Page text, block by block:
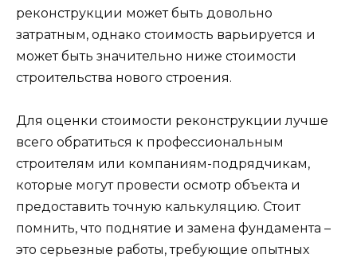
реконструкции может быть довольно
затратным, однако стоимость варьируется и
может быть значительно ниже стоимости
строительства нового строения.
Для оценки стоимости реконструкции лучше
всего обратиться к профессиональным
строителям или компаниям-подрядчикам,
которые могут провести осмотр объекта и
предоставить точную калькуляцию. Стоит
помнить, что поднятие и замена фундамента –
это серьезные работы, требующие опытных